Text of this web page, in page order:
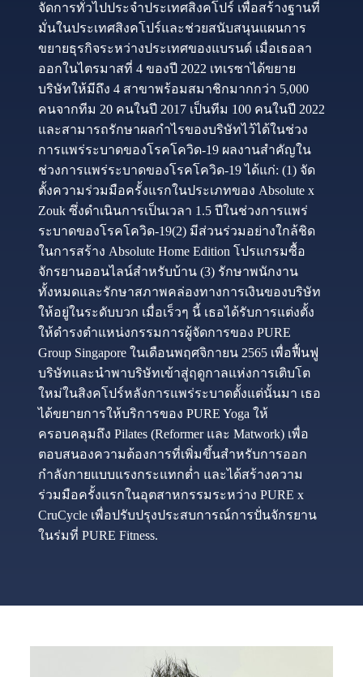
จัดการทั่วไปประจำประเทศสิงคโปร์ เพื่อสร้างฐานที่
มั่นในประเทศสิงคโปร์และช่วยสนับสนุนแผนการ
ขยายธุรกิจระหว่างประเทศของแบรนด์ เมื่อเธอลา
ออกในไตรมาสที่ 4 ของปี 2022 เทเรซาได้ขยาย
บริษัทให้มีถึง 4 สาขาพร้อมสมาชิกมากกว่า 5,000
คนจากทีม 20 คนในปี 2017 เป็นทีม 100 คนในปี 2022
และสามารถรักษาผลกำไรของบริษัทไว้ได้ในช่วง
การแพร่ระบาดของโรคโควิด-19 ผลงานสำคัญใน
ช่วงการแพร่ระบาดของโรคโควิด-19 ได้แก่: (1) จัด
ตั้งความร่วมมือครั้งแรกในประเภทของ Absolute x
Zouk ซึ่งดำเนินการเป็นเวลา 1.5 ปีในช่วงการแพร่
ระบาดของโรคโควิด-19(2) มีส่วนร่วมอย่างใกล้ชิด
ในการสร้าง Absolute Home Edition โปรแกรมซื้อ
จักรยานออนไลน์สำหรับบ้าน (3) รักษาพนักงาน
ทั้งหมดและรักษาสภาพคล่องทางการเงินของบริษัท
ให้อยู่ในระดับบวก เมื่อเร็วๆ นี้ เธอได้รับการแต่งตั้ง
ให้ดำรงตำแหน่งกรรมการผู้จัดการของ PURE
Group Singapore ในเดือนพฤศจิกายน 2565 เพื่อฟื้นฟู
บริษัทและนำพาบริษัทเข้าสู่ฤดูกาลแห่งการเติบโต
ใหม่ในสิงคโปร์หลังการแพร่ระบาดตั้งแต่นั้นมา เธอ
ได้ขยายการให้บริการของ PURE Yoga ให้
ครอบคลุมถึง Pilates (Reformer และ Matwork) เพื่อ
ตอบสนองความต้องการที่เพิ่มขึ้นสำหรับการออก
กำลังกายแบบแรงกระแทกต่ำ และได้สร้างความ
ร่วมมือครั้งแรกในอุตสาหกรรมระหว่าง PURE x
CruCycle เพื่อปรับปรุงประสบการณ์การปั่นจักรยาน
ในร่มที่ PURE Fitness.